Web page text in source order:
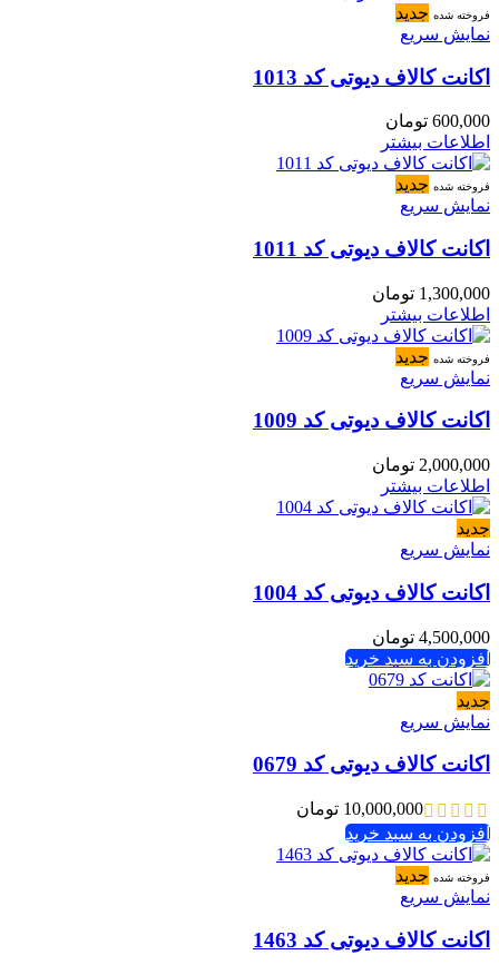
فروخته شده جدید
نمایش سریع
اکانت کالاف دیوتی کد 1013
600,000 تومان
اطلاعات بیشتر
فروخته شده جدید
نمایش سریع
اکانت کالاف دیوتی کد 1011
1,300,000 تومان
اطلاعات بیشتر
فروخته شده جدید
نمایش سریع
اکانت کالاف دیوتی کد 1009
2,000,000 تومان
اطلاعات بیشتر
جدید
نمایش سریع
اکانت کالاف دیوتی کد 1004
4,500,000 تومان
افزودن به سبد خرید
جدید
نمایش سریع
اکانت کالاف دیوتی کد 0679
10,000,000 تومان
افزودن به سبد خرید
فروخته شده جدید
نمایش سریع
اکانت کالاف دیوتی کد 1463